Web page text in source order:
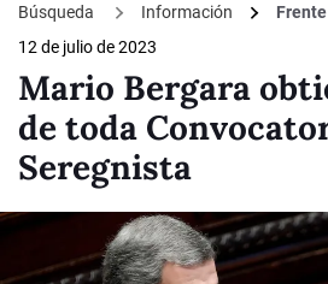
Búsqueda Información
12 de julio de 2023
Mario Bergara
de toda
Seregnista